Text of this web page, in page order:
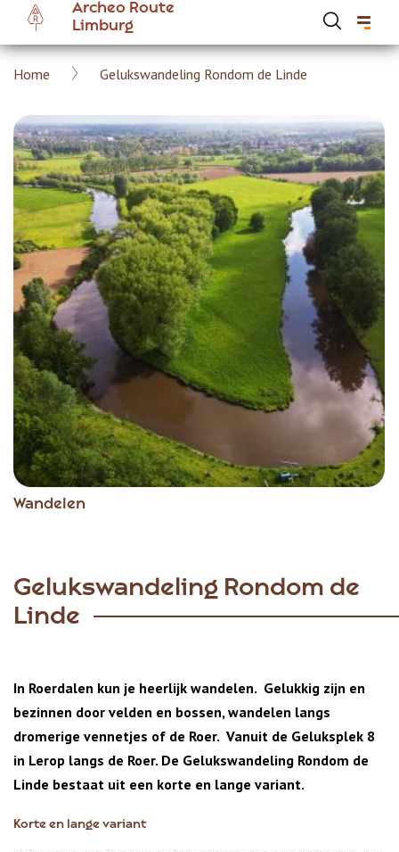
Overslaan
naar
gaan
Archeo Route
Limburg
Kruimelpad
Home Gelukswandeling Rondom de Linde
Wandelen
Gelukswandeling Rondom de
Linde
In Roerdalen kun je heerlijk wandelen. Gelukkig zijn en
bezinnen door velden en bossen, wandelen langs
dromerige vennetjes of de Roer. Vanuit de Geluksplek 8
in Lerop langs de Roer. De Gelukswandeling Rondom de
Linde bestaat uit een korte en lange variant.
Korte en lange variant